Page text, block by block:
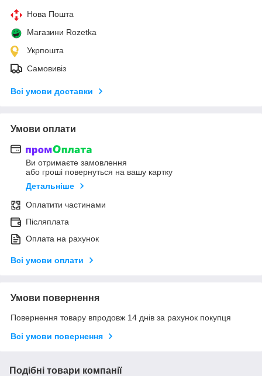
Нова Пошта
Магазини Rozetka
Укрпошта
Самовивіз
Всі умови доставки
Умови оплати
Ви отримаєте замовлення
або гроші повернуться на вашу картку
Детальніше
Оплатити частинами
Післяплата
Оплата на рахунок
Всі умови оплати
Умови повернення
Повернення товару впродовж 14 днів за рахунок покупця
Всі умови повернення
Подібні товари компанії